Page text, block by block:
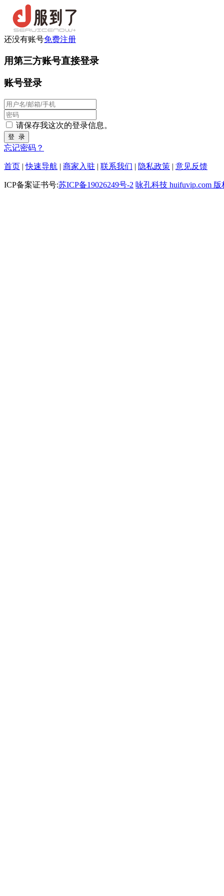
还没有账号免费注册
用第三方账号直接登录
账号登录
请保存我这次的登录信息。
忘记密码？
首页 |快速导航 | 商家入驻 | 联系我们 | 隐私政策 | 意见反馈
ICP备案证书号:苏ICP备19026249号-2 咏孔科技 huifuvip.com